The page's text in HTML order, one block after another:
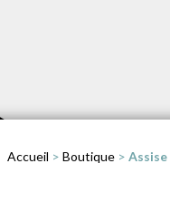
Accueil > Boutique> Assise